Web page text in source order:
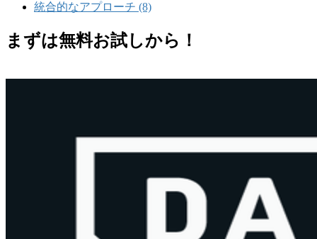
統合的なアプローチ (8)
まずは無料お試しから！